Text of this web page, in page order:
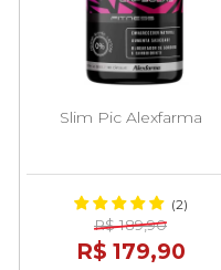
Slim Pic Alexfarma
(2)
R$ 189,90
R$ 179,90